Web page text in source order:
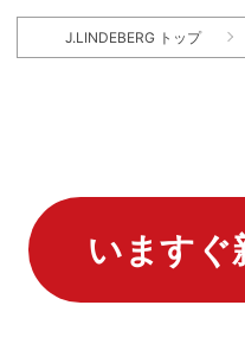
J.LINDEBERG トップ
いますぐ